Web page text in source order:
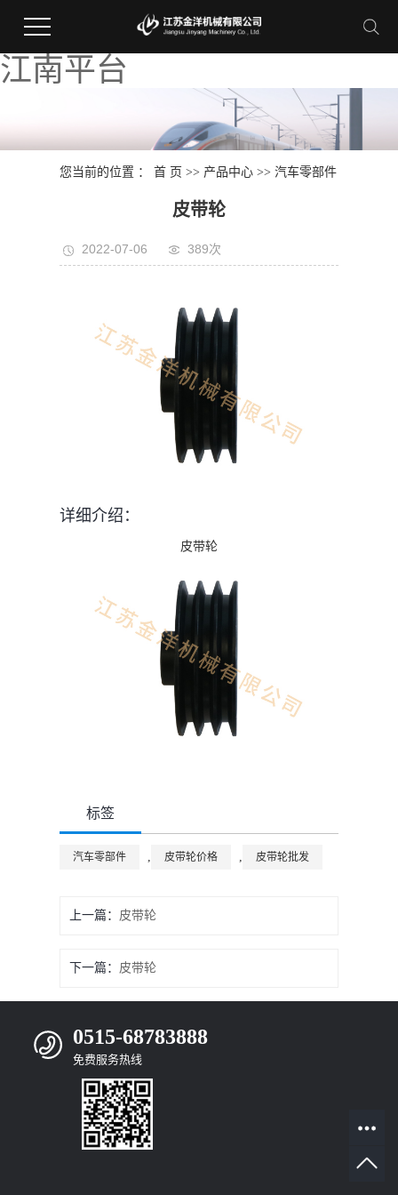
江南平台
您当前的位置 ：首 页 >> 产品中心 >>汽车零部件
皮带轮
2022-07-06 389次
详细介绍：
皮带轮
标签
汽车零部件 , 皮带轮价格 , 皮带轮批发
上一篇： 皮带轮
下一篇： 皮带轮
0515-68783888
免费服务热线